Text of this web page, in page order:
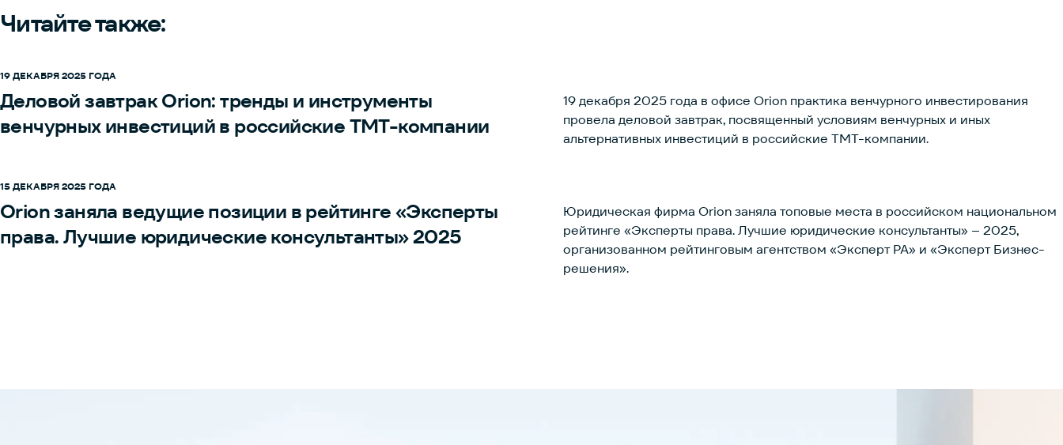
Читайте также:
19 ДЕКАБРЯ 2025 ГОДА
Деловой завтрак Orion: тренды и инструменты
венчурных инвестиций в российские TMT-компании
19 декабря 2025 года в офисе Orion практика венчурного инвестирования
провела деловой завтрак, посвященный условиям венчурных и иных
альтернативных инвестиций в российские TMT-компании.
15 ДЕКАБРЯ 2025 ГОДА
Orion заняла ведущие позиции в рейтинге «Эксперты
права. Лучшие юридические консультанты» 2025
Юридическая фирма Orion заняла топовые места в российском национальном
рейтинге «Эксперты права. Лучшие юридические консультанты» – 2025,
организованном рейтинговым агентством «Эксперт РА» и «Эксперт Бизнес-
решения».